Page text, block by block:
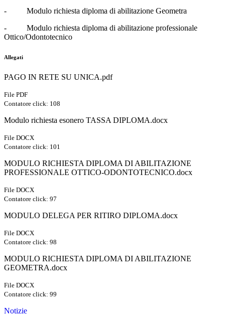
- Modulo richiesta diploma di abilitazione Geometra
- Modulo richiesta diploma di abilitazione professionale
Ottico/Odontotecnico
Allegati
PAGO IN RETE SU UNICA.pdf
File PDF
Contatore click: 108
Modulo richiesta esonero TASSA DIPLOMA.docx
File DOCX
Contatore click: 101
MODULO RICHIESTA DIPLOMA DI ABILITAZIONE
PROFESSIONALE OTTICO-ODONTOTECNICO.docx
File DOCX
Contatore click: 97
MODULO DELEGA PER RITIRO DIPLOMA.docx
File DOCX
Contatore click: 98
MODULO RICHIESTA DIPLOMA DI ABILITAZIONE
GEOMETRA.docx
File DOCX
Contatore click: 99
Notizie